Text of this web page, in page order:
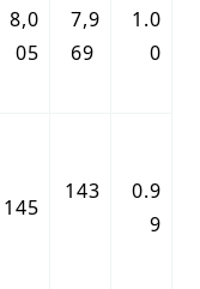
8,0
05
7,9
69
1.0
0
145
143
0.9
9